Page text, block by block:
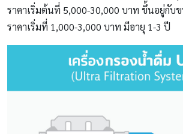
ราคาเริ่มต้นที่ 5,000-30,000 บาท ขึ้นอยู่กับข
ราคาเริ่มที่ 1,000-3,000 บาท มีอายุ 1-3 ปี